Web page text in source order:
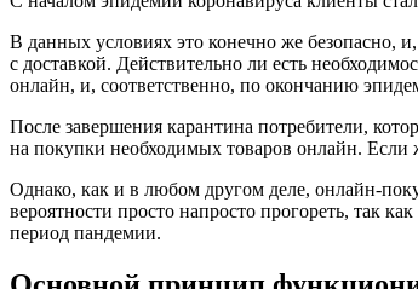
В данных условиях это конечно же безопасно,
с доставкой. Действительно ли есть
онлайн, и, соответственно, по окончанию
После завершения карантина потребители,
на покупки необходимых товаров онлайн. Если
Однако, как и в любом другом деле, онлайн-
вероятности просто напросто прогореть, так
период пандемии.